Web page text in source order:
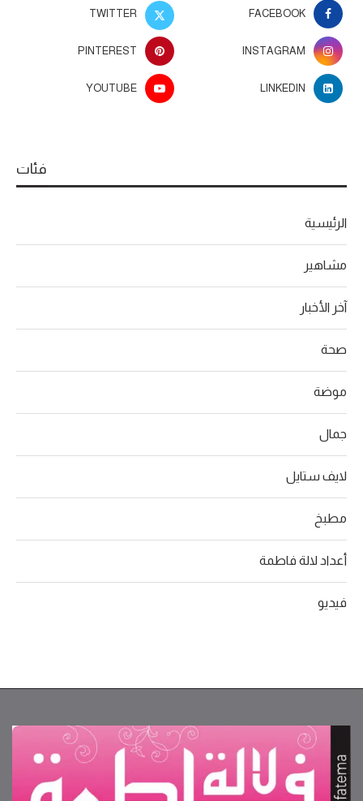
FACEBOOK
TWITTER
INSTAGRAM
PINTEREST
LINKEDIN
YOUTUBE
فئات
الرئيسية
مشاهير
آخر الأخبار
صحة
موضة
جمال
لايف ستايل
مطبخ
أعداد لالة فاطمة
فيديو